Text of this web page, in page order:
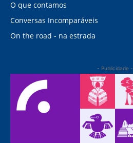
O que contamos
Conversas Incomparáveis
On the road - na estrada
- Publicidade -